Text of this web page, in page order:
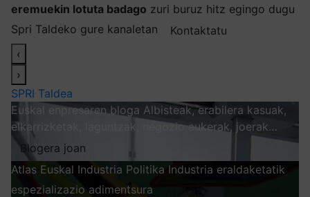
eremuekin lotuta badago zuri buruz hitz egingo dugu
Spri Taldeko gure kanaletan
Kontaktatu
‹
›
SPRI Taldea
Euskal enpresaren bloga Albisteak, erabilera kasuak,
elkarrizketak, laguntzak, negozio aukerak, joerak…
Blogera joan
Atlas Euskal Industria Politika Industria eraldaketatik
espezializazio adimentsura